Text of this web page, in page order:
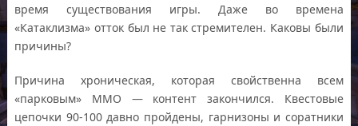
время существования игры. Даже во времена
«Катаклизма» отток был не так стремителен. Каковы были
причины?
Причина хроническая, которая свойственна всем
«парковым» ММО — контент закончился. Квестовые
цепочки 90-100 давно пройдены, гарнизоны и соратники